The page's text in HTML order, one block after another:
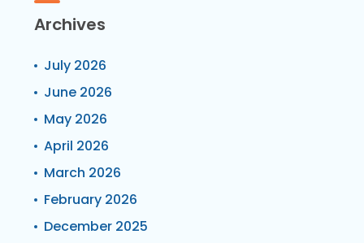
Archives
July 2026
June 2026
May 2026
April 2026
March 2026
February 2026
December 2025